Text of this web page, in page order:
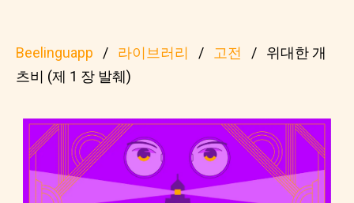
Beelinguapp 라이브러리 고전
위대한 개
츠비 (제 1 장 발췌)